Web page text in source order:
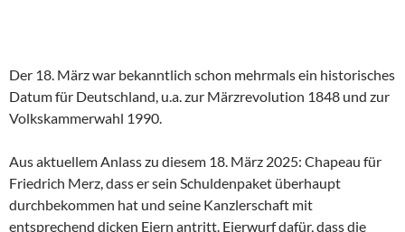
Der 18. März war bekanntlich schon mehrmals ein historisches
Datum für Deutschland, u.a. zur Märzrevolution 1848 und zur
Volkskammerwahl 1990.
Aus aktuellem Anlass zu diesem 18. März 2025: Chapeau für
Friedrich Merz, dass er sein Schuldenpaket überhaupt
durchbekommen hat und seine Kanzlerschaft mit
entsprechend dicken Eiern antritt. Eierwurf dafür, dass die